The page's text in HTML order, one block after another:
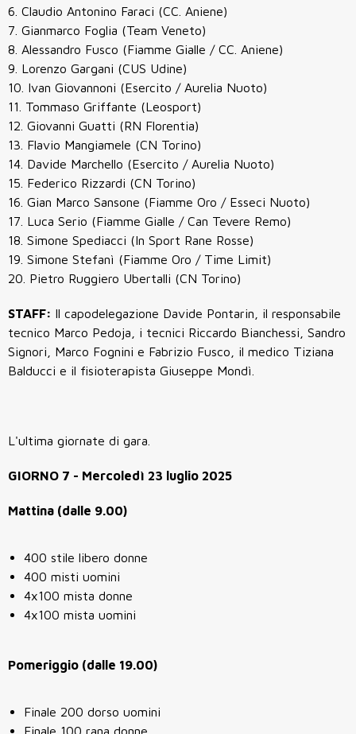
6. Claudio Antonino Faraci (CC. Aniene)
7. Gianmarco Foglia (Team Veneto)
8. Alessandro Fusco (Fiamme Gialle / CC. Aniene)
9. Lorenzo Gargani (CUS Udine)
10. Ivan Giovannoni (Esercito / Aurelia Nuoto)
11. Tommaso Griffante (Leosport)
12. Giovanni Guatti (RN Florentia)
13. Flavio Mangiamele (CN Torino)
14. Davide Marchello (Esercito / Aurelia Nuoto)
15. Federico Rizzardi (CN Torino)
16. Gian Marco Sansone (Fiamme Oro / Esseci Nuoto)
17. Luca Serio (Fiamme Gialle / Can Tevere Remo)
18. Simone Spediacci (In Sport Rane Rosse)
19. Simone Stefanì (Fiamme Oro / Time Limit)
20. Pietro Ruggiero Ubertalli (CN Torino)
STAFF: Il capodelegazione Davide Pontarin, il responsabile
tecnico Marco Pedoja, i tecnici Riccardo Bianchessi, Sandro
Signori, Marco Fognini e Fabrizio Fusco, il medico Tiziana
Balducci e il fisioterapista Giuseppe Mondì.
L'ultima giornate di gara.
GIORNO 7 - Mercoledì 23 luglio 2025
Mattina (dalle 9.00)
400 stile libero donne
400 misti uomini
4x100 mista donne
4x100 mista uomini
Pomeriggio (dalle 19.00)
Finale 200 dorso uomini
Finale 100 rana donne